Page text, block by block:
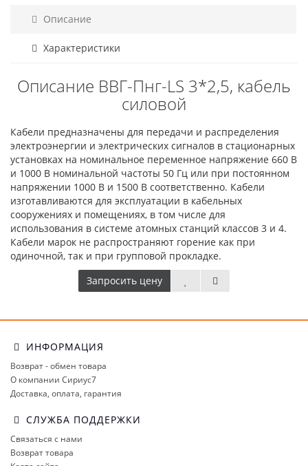
Описание
Характеристики
Описание ВВГ-Пнг-LS 3*2,5, кабель
силовой
Кабели предназначены для передачи и распределения
электроэнергии и электрических сигналов в стационарных
установках на номинальное переменное напряжение 660 В
и 1000 В номинальной частоты 50 Гц или при постоянном
напряжении 1000 В и 1500 В соответственно. Кабели
изготавливаются для эксплуатации в кабельных
сооружениях и помещениях, в том числе для
использования в системе атомных станций классов 3 и 4.
Кабели марок не распространяют горение как при
одиночной, так и при групповой прокладке.
Запросить цену
ИНФОРМАЦИЯ
Возврат - обмен товара
О компании Сириус7
Доставка, оплата, гарантия
СЛУЖБА ПОДДЕРЖКИ
Связаться с нами
Возврат товара